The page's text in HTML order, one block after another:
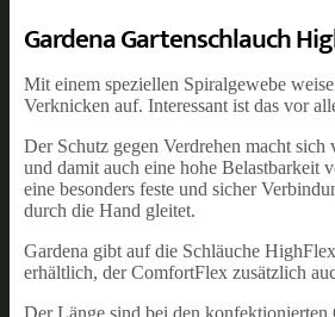
Gardena Gartenschlauch
Mit einem speziellen Spiralgewebe
Verknicken auf. Interessant ist das vor
Der Schutz gegen Verdrehen macht
und damit auch eine hohe Belastbarkeit
eine besonders feste und sicher
durch die Hand gleitet.
Gardena gibt auf die Schläuche
erhältlich, der ComfortFlex zusätzlich
Der Länge sind bei den